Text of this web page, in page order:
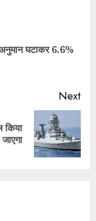
घटाकर 6.6%
Next
किया
जाएगा